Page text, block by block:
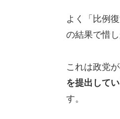
よく「比例
の結果で惜
これは政党が
を提出して
す。